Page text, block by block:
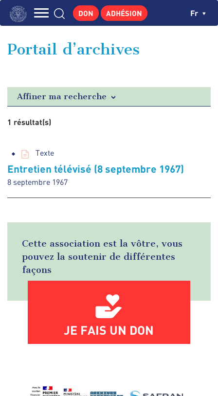
Aller
principale
GEORGES POMPIDOU
PUBLICATIONS
ACTUALITÉS
DON ADHÉSION Fr
Portail d’archives
Affiner ma recherche
1 résultat(s)
Texte
Entretien télévisé (8 septembre 1967)
8 septembre 1967
Cette association est la vôtre, vous
pouvez la soutenir de différentes
façons
JE FAIS UN DON
Panneau de gestion des cookies